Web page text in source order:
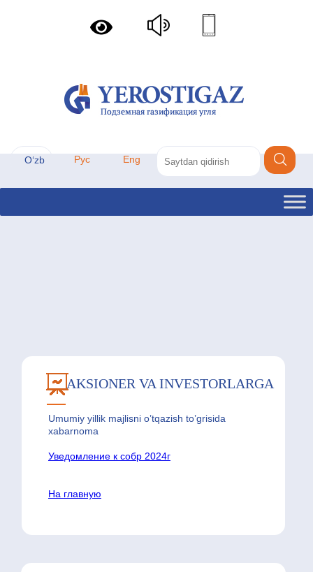
Oʻzb Рус Eng
AKSIONER VA INVESTORLARGA
Umumiy yillik majlisni o’tqazish to’grisida
xabarnoma
Уведомление к собр 2024г
На главную